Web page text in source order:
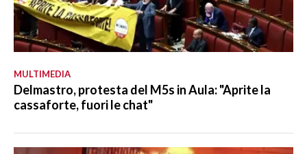
MULTIMEDIA
Delmastro, protesta del M5s in Aula: "Aprite la
cassaforte, fuori le chat"